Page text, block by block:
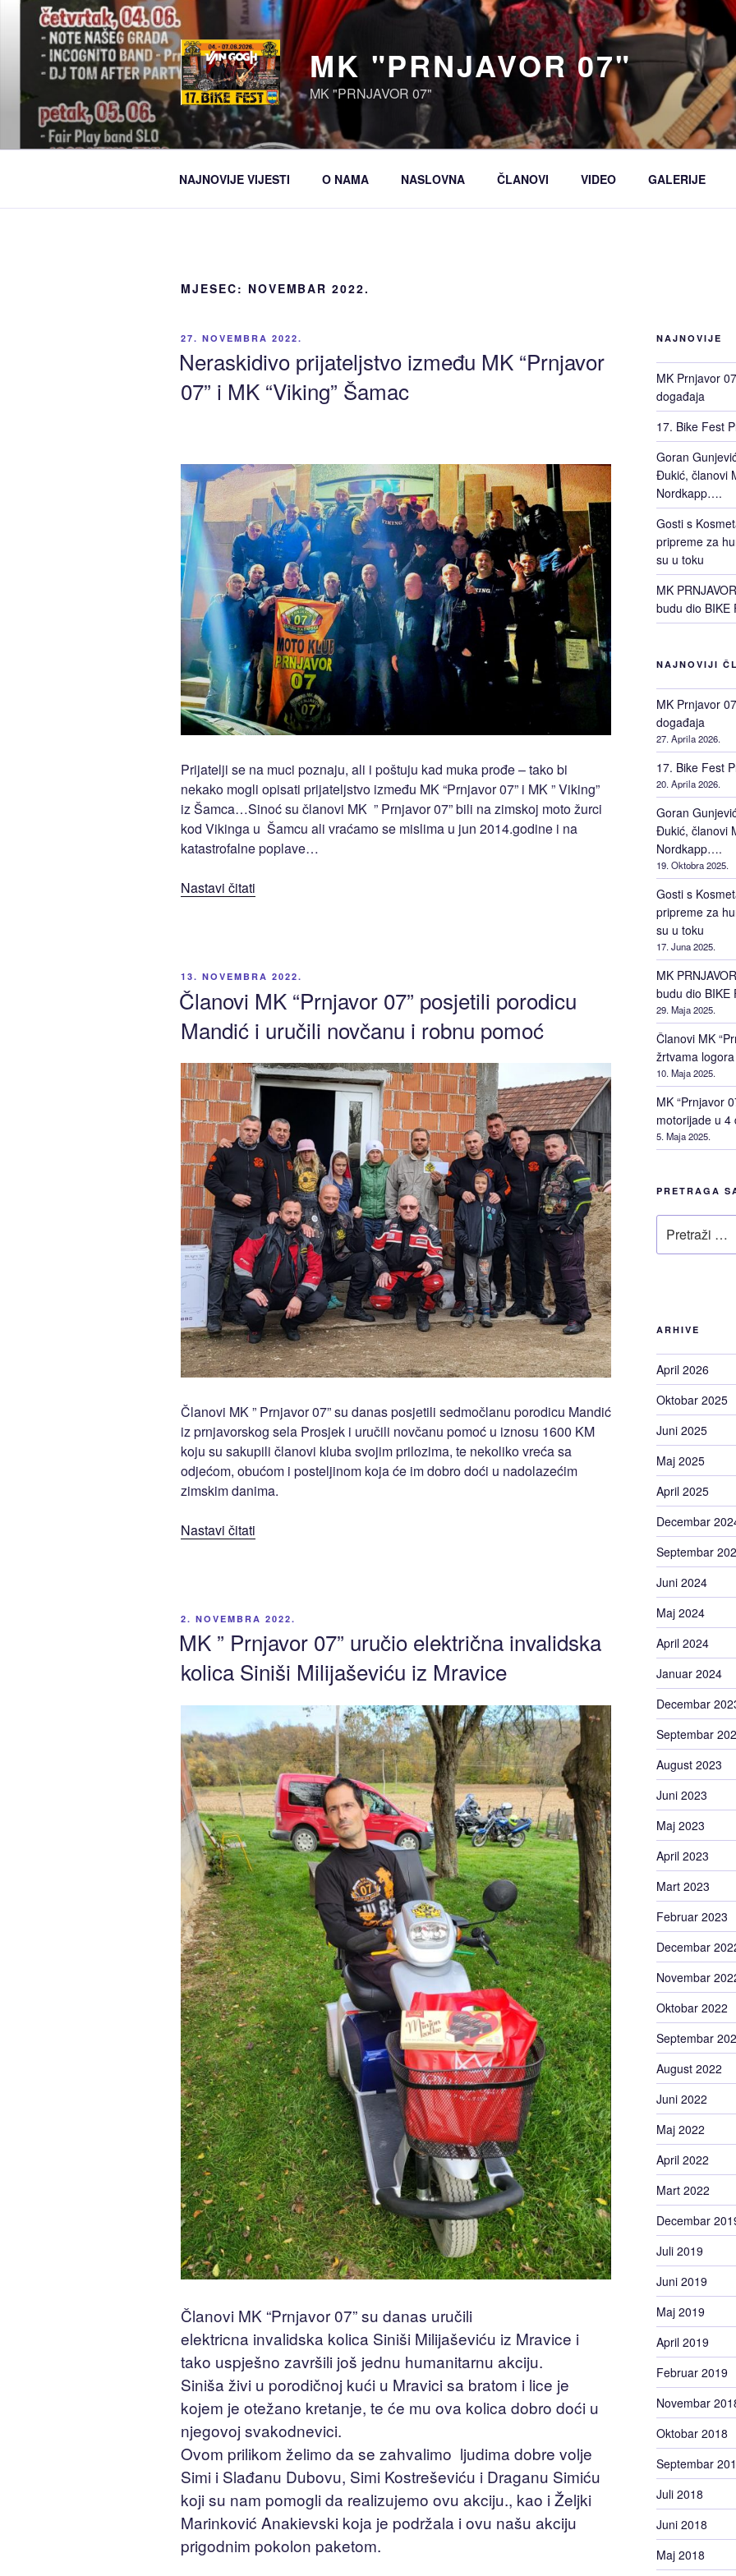
MK "PRNJAVOR 07"
MK "PRNJAVOR 07"
NAJNOVIJE VIJESTI O NAMA NASLOVNA ČLANOVI VIDEO GALERIJE
MJESEC: NOVEMBAR 2022.
OBJAVLJENO
27. NOVEMBRA 2022.
Neraskidivo prijateljstvo između MK “Prnjavor
07” i MK “Viking” Šamac
Prijatelji se na muci poznaju, ali i poštuju kad muka prođe – tako bi
nekako mogli opisati prijateljstvo između MK “Prnjavor 07” i MK ” Viking”
iz Šamca…Sinoć su članovi MK ” Prnjavor 07” bili na zimskoj moto žurci
kod Vikinga u Šamcu ali vraćamo se mislima u jun 2014.godine i na
katastrofalne poplave…
Nastavi čitati
07”
i
MK
“Viking”
Šamac”
OBJAVLJENO
13. NOVEMBRA 2022.
Članovi MK “Prnjavor 07” posjetili porodicu
Mandić i uručili novčanu i robnu pomoć
Članovi MK ” Prnjavor 07” su danas posjetili sedmočlanu porodicu Mandić
iz prnjavorskog sela Prosjek i uručili novčanu pomoć u iznosu 1600 KM
koju su sakupili članovi kluba svojim prilozima, te nekoliko vreća sa
odjećom, obućom i posteljinom koja će im dobro doći u nadolazećim
zimskim danima.
Nastavi čitati
porodicu
Mandić
i
uručili
novčanu
i
robnu
pomoć”
OBJAVLJENO
2. NOVEMBRA 2022.
MK ” Prnjavor 07” uručio električna invalidska
kolica Siniši Milijaševiću iz Mravice
Članovi MK “Prnjavor 07” su danas uručili
elektricna invalidska kolica Siniši Milijaševiću iz Mravice i
tako uspješno završili još jednu humanitarnu akciju.
Siniša živi u porodičnoj kući u Mravici sa bratom i lice je
kojem je otežano kretanje, te će mu ova kolica dobro doći u
njegovoj svakodnevici.
Ovom prilikom želimo da se zahvalimo ljudima dobre volje
Simi i Slađanu Dubovu, Simi Kostreševiću i Draganu Simiću
koji su nam pomogli da realizujemo ovu akciju., kao i Željki
Marinković Anakievski koja je podržala i ovu našu akciju
prigodnim pokolon paketom.
NAJNOVIJE
MK Prnjavor
događaja
17. Bike Fest
Goran
Đukić, članovi
Nordkapp….
Gosti s
pripreme za
su u toku
MK
budu dio BIKE
NAJNOVIJI
MK Prnjavor
događaja
27. Aprila 2026.
17. Bike Fest
20. Aprila 2026.
Goran
Đukić, članovi
Nordkapp….
19. Oktobra 2025.
Gosti s
pripreme za
su u toku
17. Juna 2025.
MK
budu dio BIKE
29. Maja 2025.
Članovi MK
žrtvama
10. Maja 2025.
MK “Prnjavor
motorijade u 4
5. Maja 2025.
PRETRAGA
ARHIVE
April 2026
Oktobar 2025
Juni 2025
Maj 2025
April 2025
Decembar
Septembar
Juni 2024
Maj 2024
April 2024
Januar 2024
Decembar
Septembar
August 2023
Juni 2023
Maj 2023
April 2023
Mart 2023
Februar 2023
Decembar
Novembar
Oktobar 2022
Septembar
August 2022
Juni 2022
Maj 2022
April 2022
Mart 2022
Decembar
Juli 2019
Juni 2019
Maj 2019
April 2019
Februar 2019
Novembar
Oktobar 2018
Septembar
Juli 2018
Juni 2018
Maj 2018